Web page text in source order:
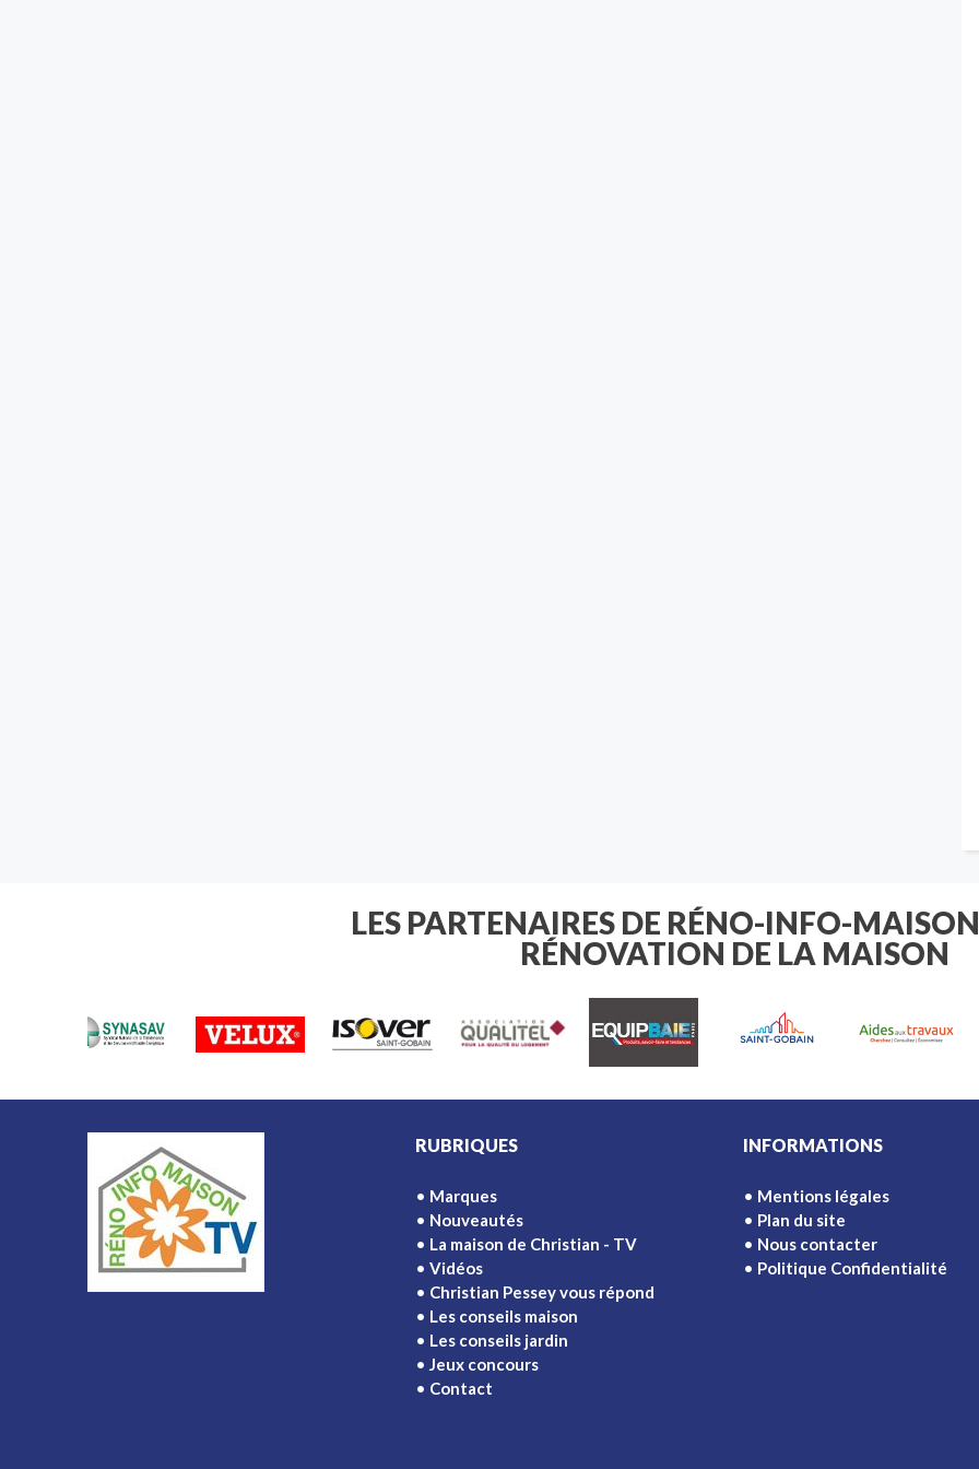
LES PARTENAIRES DE RÉNO-INFO-
RÉNOVATION DE LA MAISON
RUBRIQUES
Marques
Nouveautés
La maison de Christian - TV
Vidéos
Christian Pessey vous répond
Les conseils maison
Les conseils jardin
Jeux concours
Contact
INFORMATIONS
Mentions légales
Plan du site
Nous contacter
Politique Confidentialité